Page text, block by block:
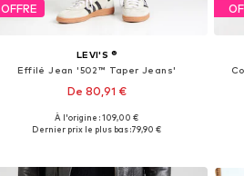
OFFRE
LEVI'S ®
Effilé Jean '502™ Taper Jeans'
De 80,91 €
+51
Disponible en plusieurs tailles
À l'origine : 109,00 €
Dernier prix le plus bas :79,90 €